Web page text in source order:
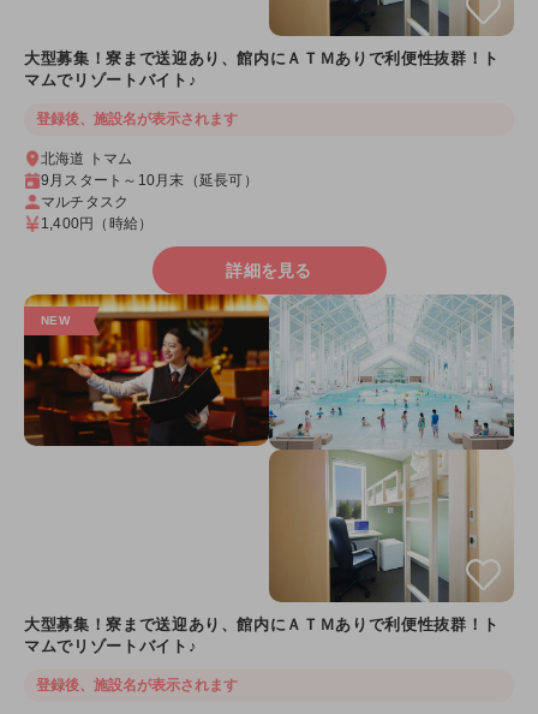
大型募集！寮まで送迎あり、館内にＡＴＭありで利便性抜群！ト
マムでリゾートバイト♪
登録後、施設名が表示されます
北海道 トマム
9月スタート～10月末（延長可）
マルチタスク
1,400円
（時給）
詳細を見る
大型募集！寮まで送迎あり、館内にＡＴＭありで利便性抜群！ト
マムでリゾートバイト♪
登録後、施設名が表示されます